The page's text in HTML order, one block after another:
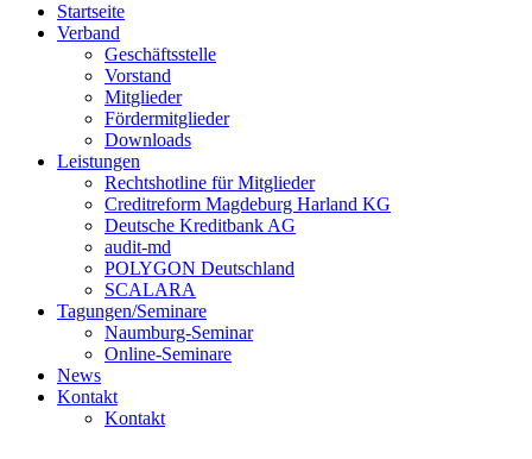
Startseite
Verband
Geschäftsstelle
Vorstand
Mitglieder
Fördermitglieder
Downloads
Leistungen
Rechtshotline für Mitglieder
Creditreform Magdeburg Harland KG
Deutsche Kreditbank AG
audit-md
POLYGON Deutschland
SCALARA
Tagungen/Seminare
Naumburg-Seminar
Online-Seminare
News
Kontakt
Kontakt